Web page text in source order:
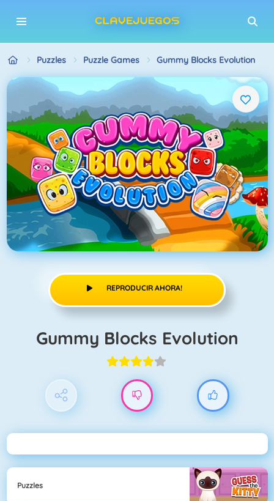
Puzzles Puzzle Games Gummy Blocks Evolution
REPRODUCIR AHORA!
Gummy Blocks Evolution
Puzzles